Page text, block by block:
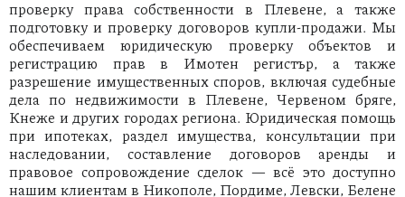
проверку права собственности в Плевене, а также
подготовку и проверку договоров купли-продажи. Мы
обеспечиваем юридическую проверку объектов и
регистрацию прав в Имотен регистър, а также
разрешение имущественных споров, включая судебные
дела по недвижимости в Плевене, Червеном бряге,
Кнеже и других городах региона. Юридическая помощь
при ипотеках, раздел имущества, консультации при
наследовании, составление договоров аренды и
правовое сопровождение сделок — всё это доступно
нашим клиентам в Никополе, Пордиме, Левски, Белене